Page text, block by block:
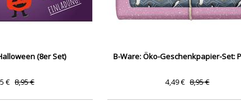
(8er Set)
€ 8,95 €
B-Ware: Öko-Geschenkpapier-Set:
4,49 € 8,95 €